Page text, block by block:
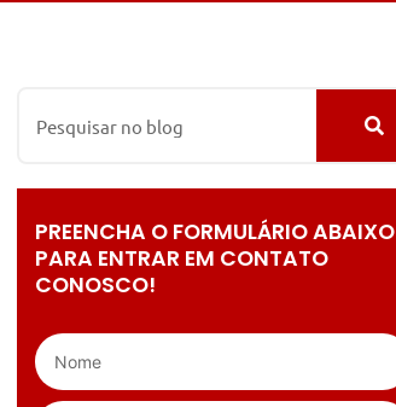
PREENCHA O FORMULÁRIO ABAIXO
PARA ENTRAR EM CONTATO
CONOSCO!